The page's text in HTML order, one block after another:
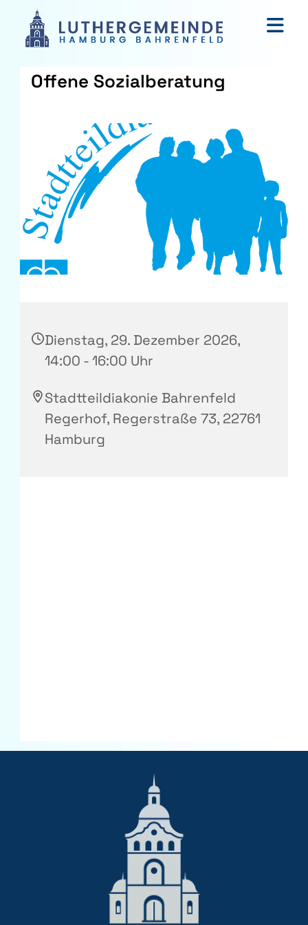
Offene Sozialberatung
Dienstag, 29. Dezember 2026,
14:00 - 16:00 Uhr
Stadtteildiakonie Bahrenfeld
Regerhof, Regerstraße 73, 22761
Hamburg